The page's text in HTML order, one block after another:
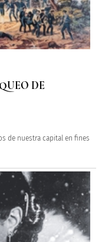
DE
de nuestra capital en fines